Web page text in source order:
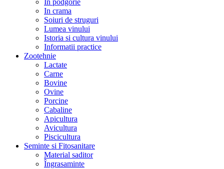
In podgorie
In crama
Soiuri de struguri
Lumea vinului
Istoria si cultura vinului
Informatii practice
Zootehnie
Lactate
Carne
Bovine
Ovine
Porcine
Cabaline
Apicultura
Avicultura
Piscicultura
Seminte si Fitosanitare
Material saditor
Îngrasaminte